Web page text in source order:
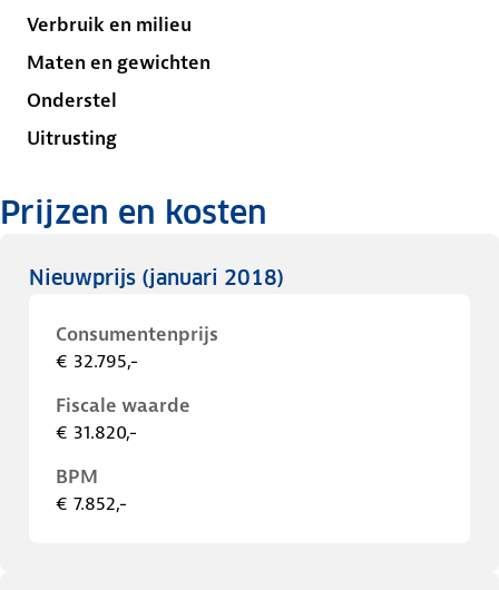
Verbruik en milieu
Maten en gewichten
Onderstel
Uitrusting
Prijzen en kosten
Nieuwprijs (januari 2018)
Consumentenprijs
€ 32.795,-
Fiscale waarde
€ 31.820,-
BPM
€ 7.852,-